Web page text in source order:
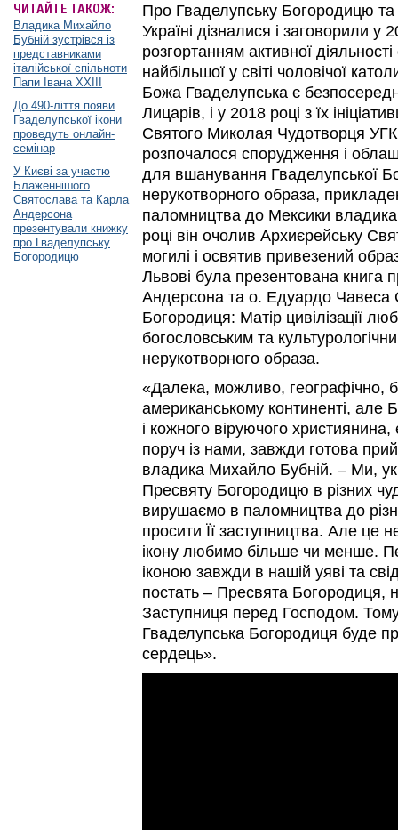
ЧИТАЙТЕ ТАКОЖ:
Владика Михайло
Бубній зустрівся із
представниками
італійської спільноти
Папи Івана ХХІІІ
До 490-ліття появи
Гваделупської ікони
проведуть онлайн-
семінар
У Києві за участю
Блаженнішого
Святослава та Карла
Андерсона
презентували книжку
про Гваделупську
Богородицю
Про Гваделупську Богородицю та
Україні дізналися і заговорили у
розгортанням активної
найбільшої у світі чоловічої
Божа Гваделупська є
Лицарів, і у 2018 році з їх
Святого Миколая Чудотворця
розпочалося спорудження і
для вшанування Гваделупської
нерукотворного образа,
паломництва до Мексики
році він очолив Архиєрейську
могилі і освятив привезений
Львові була презентована книга
Андерсона та о. Едуардо Чавеса
Богородиця: Матір цивілізації
богословським та
нерукотворного образа.
«Далека, можливо, географічно,
американському континенті, але
і кожного віруючого
поруч із нами, завжди готова
владика Михайло Бубній. – Ми,
Пресвяту Богородицю в різних
вирушаємо в паломництва до
просити Її заступництва. Але це
ікону любимо більше чи менше.
іконою завжди в нашій уяві та
постать – Пресвята Богородиця,
Заступниця перед Господом.
Гваделупська Богородиця буде
сердець».